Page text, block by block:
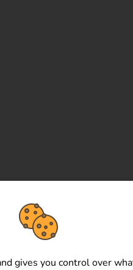
gives you control over